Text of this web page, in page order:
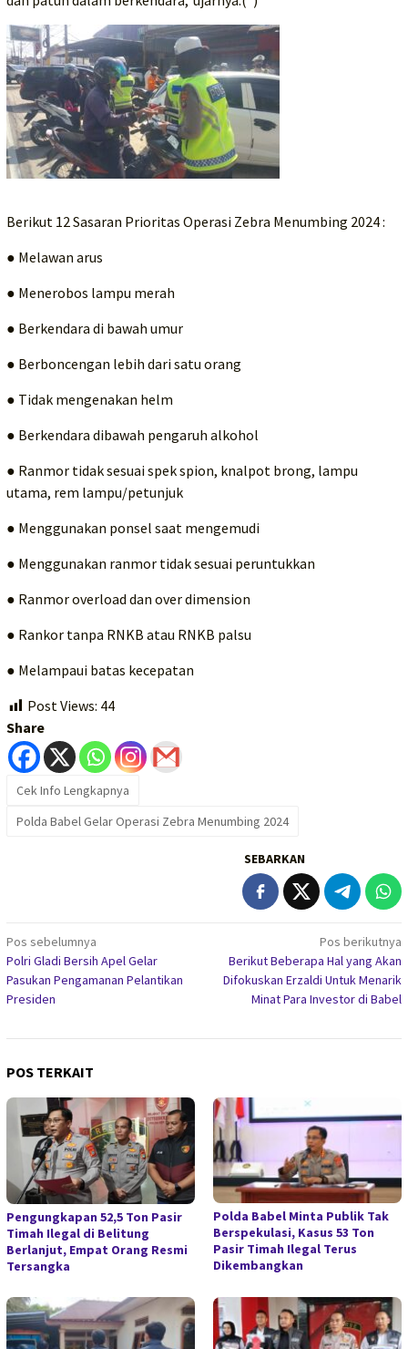
Berikut 12 Sasaran Prioritas Operasi Zebra Menumbing 2024 :
● Melawan arus
● Menerobos lampu merah
● Berkendara di bawah umur
● Berboncengan lebih dari satu orang
● Tidak mengenakan helm
● Berkendara dibawah pengaruh alkohol
● Ranmor tidak sesuai spek spion, knalpot brong, lampu
utama, rem lampu/petunjuk
● Menggunakan ponsel saat mengemudi
● Menggunakan ranmor tidak sesuai peruntukkan
● Ranmor overload dan over dimension
● Rankor tanpa RNKB atau RNKB palsu
● Melampaui batas kecepatan
Post Views: 44
Share
Cek Info Lengkapnya
Polda Babel Gelar Operasi Zebra Menumbing 2024
SEBARKAN
Navigasi
pos
Pos sebelumnya
Polri Gladi Bersih Apel Gelar
Pasukan Pengamanan Pelantikan
Presiden
Pos berikutnya
Berikut Beberapa Hal yang Akan
Difokuskan Erzaldi Untuk Menarik
Minat Para Investor di Babel
POS TERKAIT
Pengungkapan 52,5 Ton Pasir
Timah Ilegal di Belitung
Berlanjut, Empat Orang Resmi
Tersangka
Polda Babel Minta Publik Tak
Berspekulasi, Kasus 53 Ton
Pasir Timah Ilegal Terus
Dikembangkan